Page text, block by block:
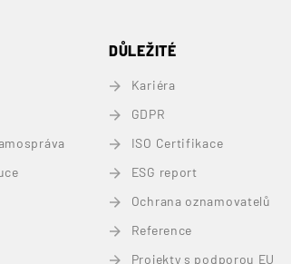
DŮLEŽITÉ
Kariéra
GDPR
ISO Certifikace
ESG report
Ochrana oznamovatelů
Reference
Projekty s podporou EU